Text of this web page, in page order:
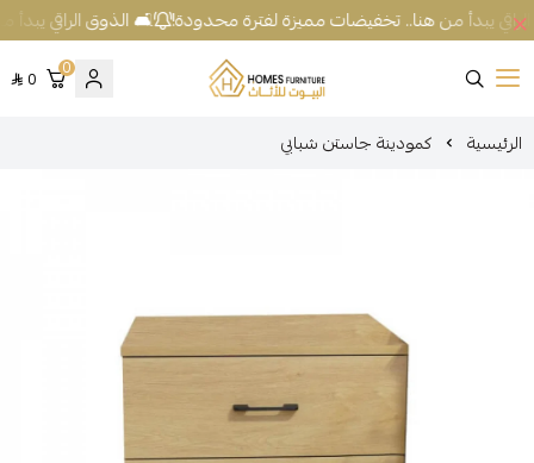
يبدأ من هنا.. تخفيضات مميزة لفترة محدودة! 🛋️ الذوق الراقي
شركة البيوت للأثاث
0
0
الرئيسية كمودينة جاستن شبابي